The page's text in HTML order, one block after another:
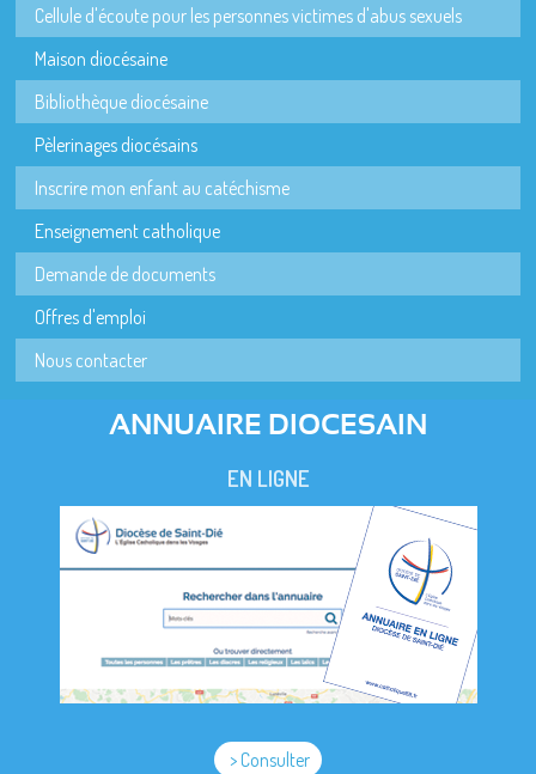
Cellule d'écoute pour les personnes victimes d'abus sexuels
Maison diocésaine
Bibliothèque diocésaine
Pèlerinages diocésains
Inscrire mon enfant au catéchisme
Enseignement catholique
Demande de documents
Offres d'emploi
Nous contacter
ANNUAIRE DIOCESAIN
EN LIGNE
> Consulter